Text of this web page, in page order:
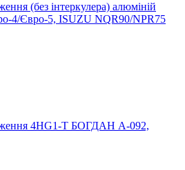
(без інтеркулера) алюміній
4/Євро-5, ISUZU NQR90/NPR75
4HG1-Т БОГДАН А-092,